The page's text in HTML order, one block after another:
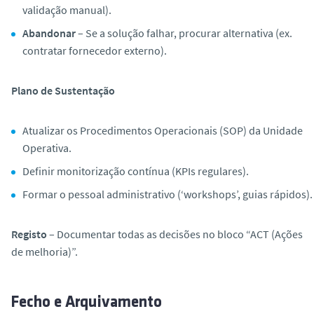
validação manual).
Abandonar– Se a solução falhar, procurar alternativa (ex.
contratar fornecedor externo).
Plano de Sustentação
Atualizar os Procedimentos Operacionais (SOP) da Unidade
Operativa.
Definir monitorização contínua (KPIs regulares).
Formar o pessoal administrativo (‘workshops’, guias rápidos).
Registo – Documentar todas as decisões no bloco “ACT (Ações
de melhoria)”.
Fecho e Arquivamento